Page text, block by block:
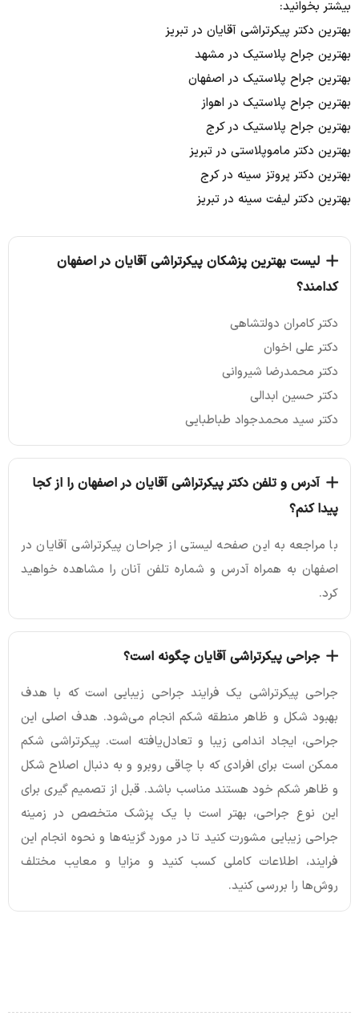
بیشتر بخوانید:
بهترین دکتر پیکرتراشی آقایان در تبریز
بهترین جراح پلاستیک در مشهد
بهترین جراح پلاستیک در اصفهان
بهترین جراح پلاستیک در اهواز
بهترین جراح پلاستیک در کرج
بهترین دکتر ماموپلاستی در تبریز
بهترین دکتر پروتز سینه در کرج
بهترین دکتر لیفت سینه در تبریز
لیست بهترین پزشکان پیکرتراشی آقایان در اصفهان
کدامند؟
دکتر کامران دولتشاهی
دکتر علی اخوان
دکتر محمدرضا شیروانی
دکتر حسین ابدالی
دکتر سید محمدجواد طباطبایی
آدرس و تلفن دکتر پیکرتراشی آقایان در اصفهان را از کجا
پیدا کنم؟
با مراجعه به این صفحه لیستی از جراحان پیکرتراشی آقایان در
اصفهان به همراه آدرس و شماره تلفن آنان را مشاهده خواهید
کرد.
جراحی پیکرتراشی آقایان چگونه است؟
جراحی پیکرتراشی یک فرایند جراحی زیبایی است که با هدف
بهبود شکل و ظاهر منطقه شکم انجام می‌شود. هدف اصلی این
جراحی، ایجاد اندامی زیبا و تعادل‌یافته است. پیکرتراشی شکم
ممکن است برای افرادی که با چاقی روبرو و به دنبال اصلاح شکل
و ظاهر شکم خود هستند مناسب باشد. قبل از تصمیم گیری برای
این نوع جراحی، بهتر است با یک پزشک متخصص در زمینه
جراحی زیبایی مشورت کنید تا در مورد گزینه‌ها و نحوه انجام این
فرایند، اطلاعات کاملی کسب کنید و مزایا و معایب مختلف
روش‌ها را بررسی کنید.